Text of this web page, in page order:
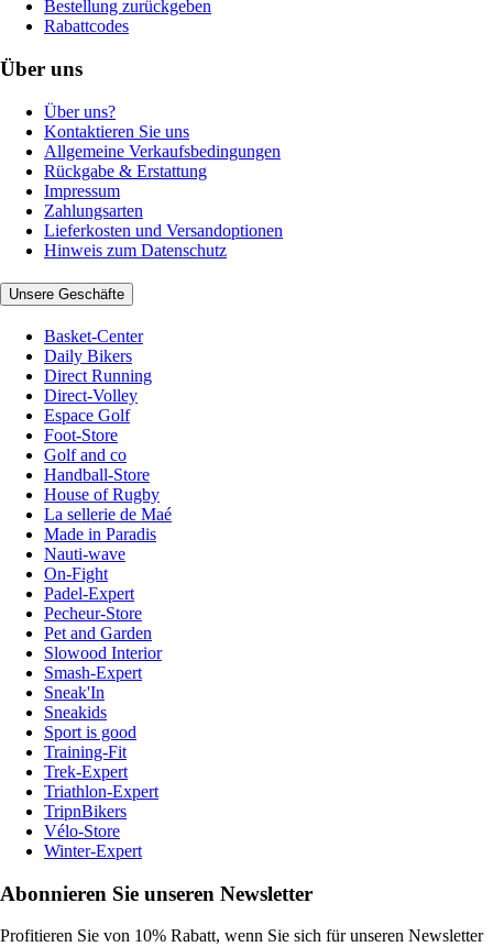
Bestellung zurückgeben
Rabattcodes
Über uns
Über uns?
Kontaktieren Sie uns
Allgemeine Verkaufsbedingungen
Rückgabe & Erstattung
Impressum
Zahlungsarten
Lieferkosten und Versandoptionen
Hinweis zum Datenschutz
Unsere Geschäfte
Basket-Center
Daily Bikers
Direct Running
Direct-Volley
Espace Golf
Foot-Store
Golf and co
Handball-Store
House of Rugby
La sellerie de Maé
Made in Paradis
Nauti-wave
On-Fight
Padel-Expert
Pecheur-Store
Pet and Garden
Slowood Interior
Smash-Expert
Sneak'In
Sneakids
Sport is good
Training-Fit
Trek-Expert
Triathlon-Expert
TripnBikers
Vélo-Store
Winter-Expert
Abonnieren Sie unseren Newsletter
Profitieren Sie von 10% Rabatt, wenn Sie sich für unseren Newsletter